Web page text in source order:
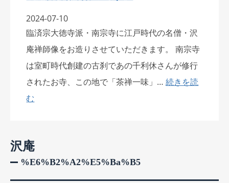
沢庵
%e6%b2%a2%e5%ba%b5
2024-07-10
臨済宗大徳寺派・南宗寺に江戸時代の名僧・沢
庵禅師像をお造りさせていただきます。 南宗寺
は室町時代創建の古刹であの千利休さんが修行
されたお寺、この地で「茶禅一味」…続きを読
む